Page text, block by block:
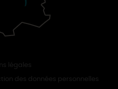
légales
des données personnelles